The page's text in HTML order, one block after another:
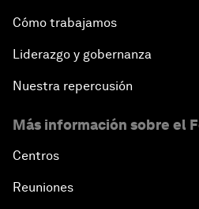
Cómo trabajamos
Liderazgo y gobernanza
Nuestra repercusión
Más información sobre el
Centros
Reuniones